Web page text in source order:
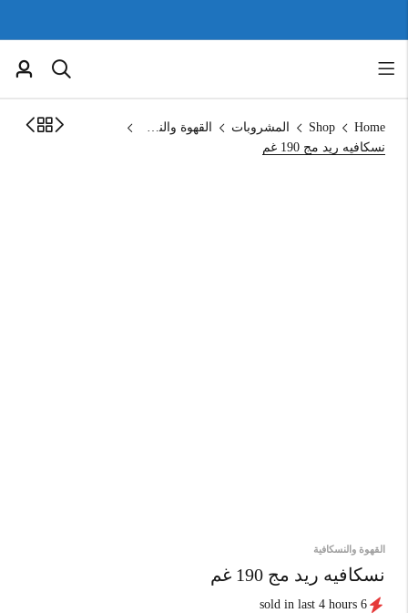
Home
Shop المشروبات
القهوة والنسكافية
نسكافيه ريد مج 190 غم
القهوة والنسكافية
نسكافيه ريد مج 190 غم
6 sold in last 4 hours